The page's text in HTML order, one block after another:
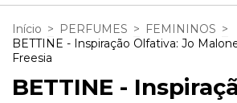
Início > PERFUMES > FEMININOS >
BETTINE - Inspiração Olfativa: Jo
Freesia
BETTINE -